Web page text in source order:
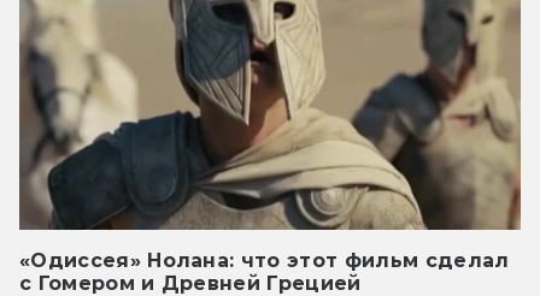
«Одиссея» Нолана: что этот фильм сделал
с Гомером и Древней Грецией